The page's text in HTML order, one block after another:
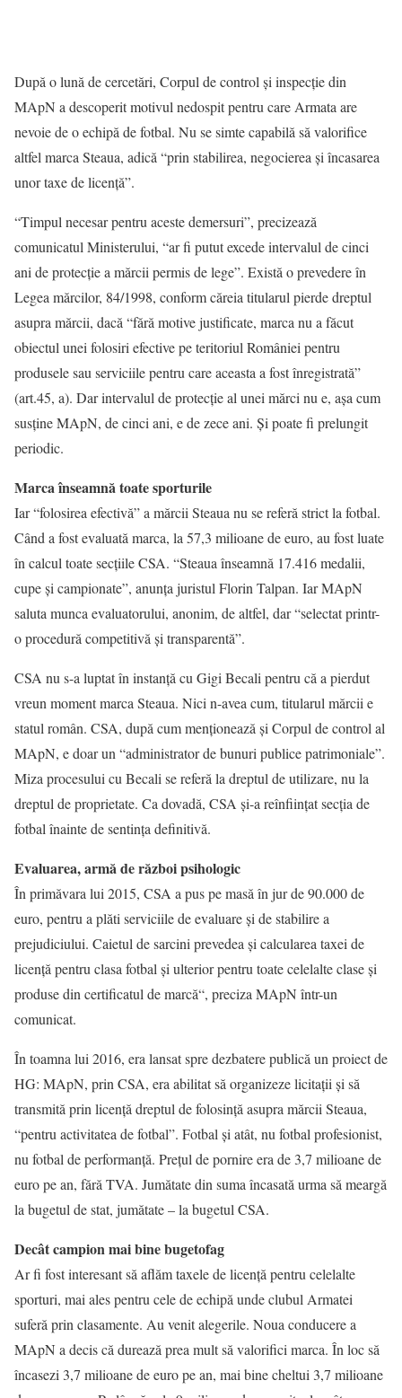
După o lună de cercetări, Corpul de control și inspecţie din
MApN a descoperit motivul nedospit pentru care Armata are
nevoie de o echipă de fotbal. Nu se simte capabilă să valorifice
altfel marca Steaua, adică “prin stabilirea, negocierea și încasarea
unor taxe de licenţă”.
“Timpul necesar pentru aceste demersuri”, precizează
comunicatul Ministerului, “ar fi putut excede intervalul de cinci
ani de protecţie a mărcii permis de lege”. Există o prevedere în
Legea mărcilor, 84/1998, conform căreia titularul pierde dreptul
asupra mărcii, dacă “fără motive justificate, marca nu a făcut
obiectul unei folosiri efective pe teritoriul României pentru
produsele sau serviciile pentru care aceasta a fost înregistrată”
(art.45, a). Dar intervalul de protecţie al unei mărci nu e, așa cum
susţine MApN, de cinci ani, e de zece ani. Și poate fi prelungit
periodic.
Marca înseamnă toate sporturile
Iar “folosirea efectivă” a mărcii Steaua nu se referă strict la fotbal.
Când a fost evaluată marca, la 57,3 milioane de euro, au fost luate
în calcul toate secţiile CSA. “Steaua înseamnă 17.416 medalii,
cupe și campionate”, anunţa juristul Florin Talpan. Iar MApN
saluta munca evaluatorului, anonim, de altfel, dar “selectat printr-
o procedură competitivă și transparentă”.
CSA nu s-a luptat în instanţă cu Gigi Becali pentru că a pierdut
vreun moment marca Steaua. Nici n-avea cum, titularul mărcii e
statul român. CSA, după cum menţionează și Corpul de control al
MApN, e doar un “administrator de bunuri publice patrimoniale”.
Miza procesului cu Becali se referă la dreptul de utilizare, nu la
dreptul de proprietate. Ca dovadă, CSA și-a reînfiinţat secţia de
fotbal înainte de sentinţa definitivă.
Evaluarea, armă de război psihologic
În primăvara lui 2015, CSA a pus pe masă în jur de 90.000 de
euro, pentru a plăti serviciile de evaluare și de stabilire a
prejudiciului. Caietul de sarcini prevedea și calcularea taxei de
licenţă pentru clasa fotbal și ulterior pentru toate celelalte clase și
produse din certificatul de marcă“, preciza MApN într-un
comunicat.
În toamna lui 2016, era lansat spre dezbatere publică un proiect de
HG: MApN, prin CSA, era abilitat să organizeze licitaţii și să
transmită prin licenţă dreptul de folosinţă asupra mărcii Steaua,
“pentru activitatea de fotbal”. Fotbal și atât, nu fotbal profesionist,
nu fotbal de performanţă. Preţul de pornire era de 3,7 milioane de
euro pe an, fără TVA. Jumătate din suma încasată urma să meargă
la bugetul de stat, jumătate – la bugetul CSA.
Decât campion mai bine bugetofag
Ar fi fost interesant să aflăm taxele de licenţă pentru celelalte
sporturi, mai ales pentru cele de echipă unde clubul Armatei
suferă prin clasamente. Au venit alegerile. Noua conducere a
MApN a decis că durează prea mult să valorifici marca. În loc să
încasezi 3,7 milioane de euro pe an, mai bine cheltui 3,7 milioane